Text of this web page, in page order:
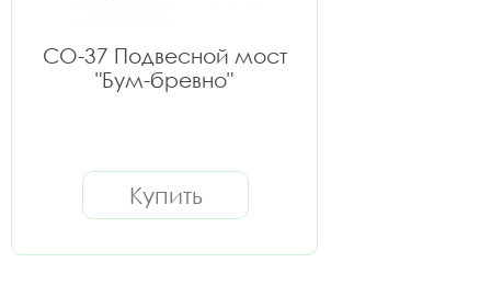
СО-37 Подвесной мост
"Бум-бревно"
Купить